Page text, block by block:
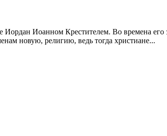
Иоанном Крестителем. Во времена его
новую, религию, ведь тогда христиане...